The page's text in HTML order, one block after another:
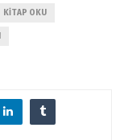
KITAP OKU